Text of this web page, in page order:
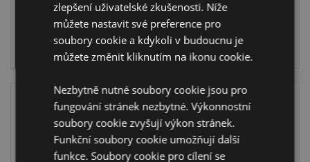
skladě
PŘIHLÁŠENÍ
PŘIHLÁŠENÍ
zlepšení uživatelské zkušenosti. Níže
můžete nastavit své preference pro
soubory cookie a kdykoli v budoucnu je
můžete změnit kliknutím na ikonu cookie.
Nezbytně nutné soubory cookie jsou pro
fungování stránek nezbytné. Výkonnostní
soubory cookie zvyšují výkon stránek.
Funkční soubory cookie umožňují další
funkce. Soubory cookie pro cílení se